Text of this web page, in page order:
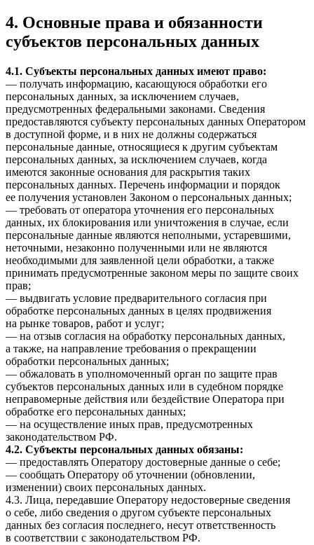
4. Основные права и обязанности
субъектов персональных данных
4.1. Субъекты персональных данных имеют право:
— получать информацию, касающуюся обработки его
персональных данных, за исключением случаев,
предусмотренных федеральными законами. Сведения
предоставляются субъекту персональных данных Оператором
в доступной форме, и в них не должны содержаться
персональные данные, относящиеся к другим субъектам
персональных данных, за исключением случаев, когда
имеются законные основания для раскрытия таких
персональных данных. Перечень информации и порядок
ее получения установлен Законом о персональных данных;
— требовать от оператора уточнения его персональных
данных, их блокирования или уничтожения в случае, если
персональные данные являются неполными, устаревшими,
неточными, незаконно полученными или не являются
необходимыми для заявленной цели обработки, а также
принимать предусмотренные законом меры по защите своих
прав;
— выдвигать условие предварительного согласия при
обработке персональных данных в целях продвижения
на рынке товаров, работ и услуг;
— на отзыв согласия на обработку персональных данных,
а также, на направление требования о прекращении
обработки персональных данных;
— обжаловать в уполномоченный орган по защите прав
субъектов персональных данных или в судебном порядке
неправомерные действия или бездействие Оператора при
обработке его персональных данных;
— на осуществление иных прав, предусмотренных
законодательством РФ.
4.2. Субъекты персональных данных обязаны:
— предоставлять Оператору достоверные данные о себе;
— сообщать Оператору об уточнении (обновлении,
изменении) своих персональных данных.
4.3. Лица, передавшие Оператору недостоверные сведения
о себе, либо сведения о другом субъекте персональных
данных без согласия последнего, несут ответственность
в соответствии с законодательством РФ.